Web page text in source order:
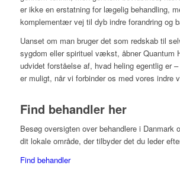
er ikke en erstatning for lægelig behandling,
komplementær vej til dyb indre forandring og
Uanset om man bruger det som redskab til
sygdom eller spirituel vækst, åbner Quantum
udvidet forståelse af, hvad heling egentlig er
er muligt, når vi forbinder os med vores indre
Find behandler her
Besøg oversigten over behandlere i Danmark
dit lokale område, der tilbyder det du leder
Find behandler